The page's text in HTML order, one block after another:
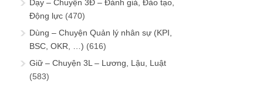
Dạy – Chuyện 3Đ – Đánh giá, Đào tạo,
Động lực (470)
Dùng – Chuyện Quản lý nhân sự (KPI,
BSC, OKR, …) (616)
Giữ – Chuyện 3L – Lương, Lậu, Luật
(583)